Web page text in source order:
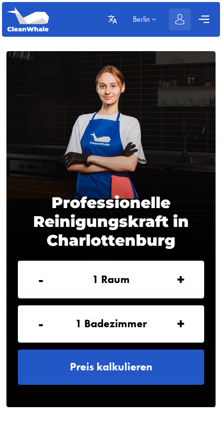
Berlin
Professionelle
Reinigungskraft in
Charlottenburg
- 1 Raum +
- 1 Badezimmer +
Preis kalkulieren